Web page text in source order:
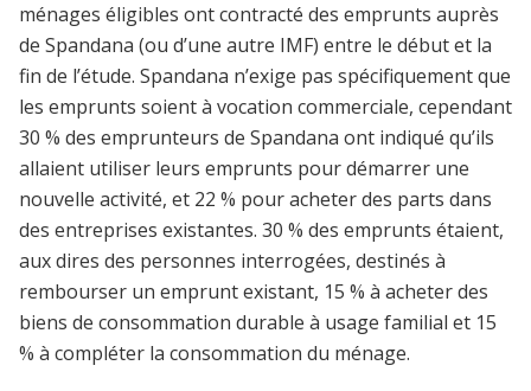
ménages éligibles ont contracté des emprunts auprès
de Spandana (ou d’une autre IMF) entre le début et la
fin de l’étude. Spandana n’exige pas spécifiquement que
les emprunts soient à vocation commerciale, cependant
30 % des emprunteurs de Spandana ont indiqué qu’ils
allaient utiliser leurs emprunts pour démarrer une
nouvelle activité, et 22 % pour acheter des parts dans
des entreprises existantes. 30 % des emprunts étaient,
aux dires des personnes interrogées, destinés à
rembourser un emprunt existant, 15 % à acheter des
biens de consommation durable à usage familial et 15
% à compléter la consommation du ménage.